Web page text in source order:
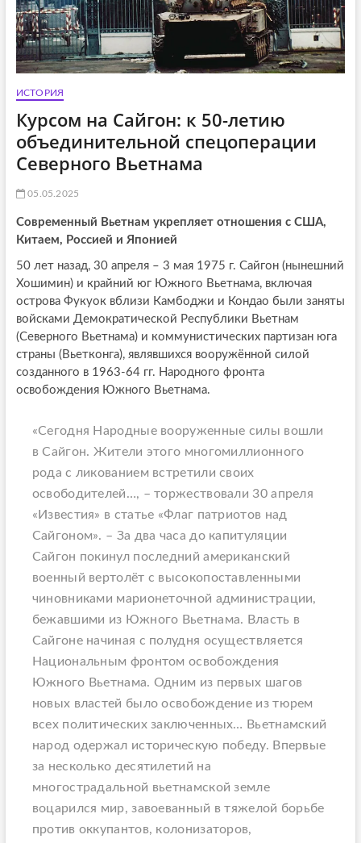
ИСТОРИЯ
Курсом на Сайгон: к 50-летию
объединительной спецоперации
Северного Вьетнама
05.05.2025
Современный Вьетнам укрепляет отношения с США,
Китаем, Россией и Японией
50 лет назад, 30 апреля – 3 мая 1975 г. Сайгон (нынешний
Хошимин) и крайний юг Южного Вьетнама, включая
острова Фукуок вблизи Камбоджи и Кондао были заняты
войсками Демократической Республики Вьетнам
(Северного Вьетнама) и коммунистических партизан юга
страны (Вьетконга), являвшихся вооружённой силой
созданного в 1963-64 гг. Народного фронта
освобождения Южного Вьетнама.
«Сегодня Народные вооруженные силы вошли
в Сайгон. Жители этого многомиллионного
рода с ликованием встретили своих
освободителей…, – торжествовали 30 апреля
«Известия» в статье «Флаг патриотов над
Сайгоном». – За два часа до капитуляции
Сайгон покинул последний американский
военный вертолёт с высокопоставленными
чиновниками марионеточной администрации,
бежавшими из Южного Вьетнама. Власть в
Сайгоне начиная с полудня осуществляется
Национальным фронтом освобождения
Южного Вьетнама. Одним из первых шагов
новых властей было освобождение из тюрем
всех политических заключенных… Вьетнамский
народ одержал историческую победу. Впервые
за несколько десятилетий на
многострадальной вьетнамской земле
воцарился мир, завоеванный в тяжелой борьбе
против оккупантов, колонизаторов,